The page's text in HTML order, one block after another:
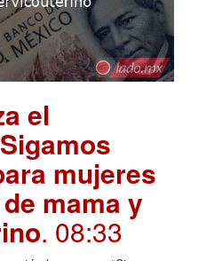
el
mujeres
mama y
. 08:33